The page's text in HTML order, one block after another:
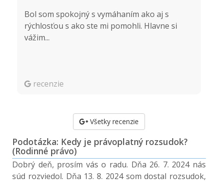
Bol som spokojný s vymáhaním ako aj s
rýchlosťou s ako ste mi pomohli. Hlavne si
vážim...
recenzie
Všetky recenzie
Podotázka: Kedy je právoplatný rozsudok?
(Rodinné právo)
Dobrý deň, prosím vás o radu. Dňa 26. 7. 2024 nás
súd rozviedol. Dňa 13. 8. 2024 som dostal rozsudok,